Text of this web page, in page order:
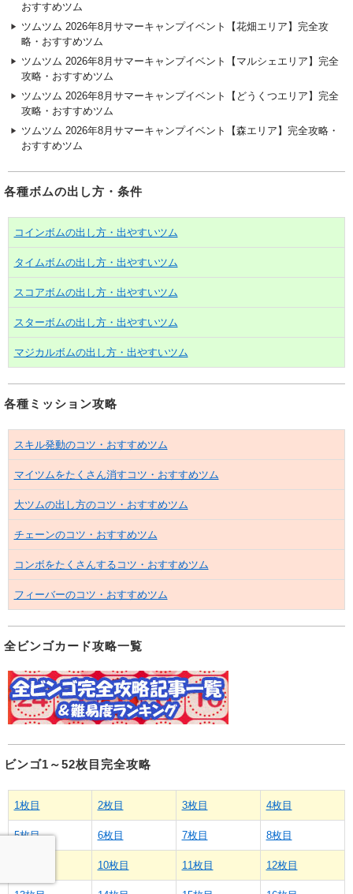
おすすめツム
ツムツム 2026年8月サマーキャンプイベント【花畑エリア】完全攻
略・おすすめツム
ツムツム 2026年8月サマーキャンプイベント【マルシェエリア】完全
攻略・おすすめツム
ツムツム 2026年8月サマーキャンプイベント【どうくつエリア】完全
攻略・おすすめツム
ツムツム 2026年8月サマーキャンプイベント【森エリア】完全攻略・
おすすめツム
各種ボムの出し方・条件
コインボムの出し方・出やすいツム
タイムボムの出し方・出やすいツム
スコアボムの出し方・出やすいツム
スターボムの出し方・出やすいツム
マジカルボムの出し方・出やすいツム
各種ミッション攻略
スキル発動のコツ・おすすめツム
マイツムをたくさん消すコツ・おすすめツム
大ツムの出し方のコツ・おすすめツム
チェーンのコツ・おすすめツム
コンボをたくさんするコツ・おすすめツム
フィーバーのコツ・おすすめツム
全ビンゴカード攻略一覧
ビンゴ1～52枚目完全攻略
1枚目 2枚目 3枚目 4枚目
5枚目 6枚目 7枚目 8枚目
10枚目 11枚目 12枚目